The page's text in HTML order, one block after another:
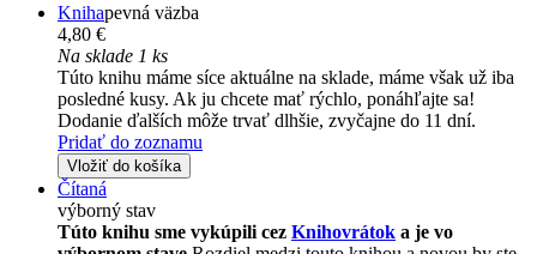
Knihapevná väzba
4,80 €
Na sklade 1 ks
Túto knihu máme síce aktuálne na sklade, máme však už iba
posledné kusy. Ak ju chcete mať rýchlo, ponáhľajte sa!
Dodanie ďalších môže trvať dlhšie, zvyčajne do 11 dní.
Pridať do zoznamu
Vložiť do košíka
Čítaná
výborný stav
Túto knihu sme vykúpili cez Knihovrátok a je vo